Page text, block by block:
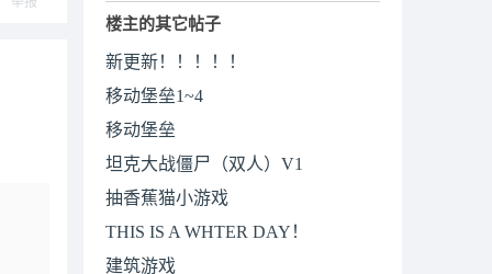
楼主的其它帖子
新更新！！！！！
移动堡垒1~4
移动堡垒
坦克大战僵尸（双人）V1
抽香蕉猫小游戏
THIS IS A WHTER DAY！
建筑游戏